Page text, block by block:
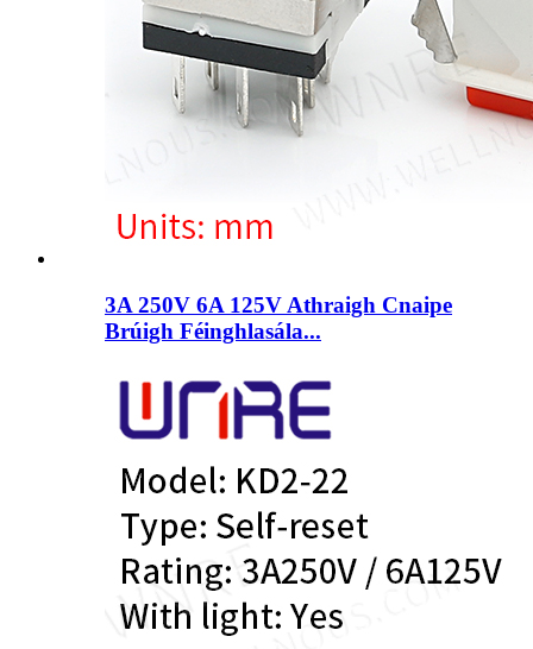
3A 250V 6A 125V Athraigh Cnaipe
Brúigh Féinghlasála...